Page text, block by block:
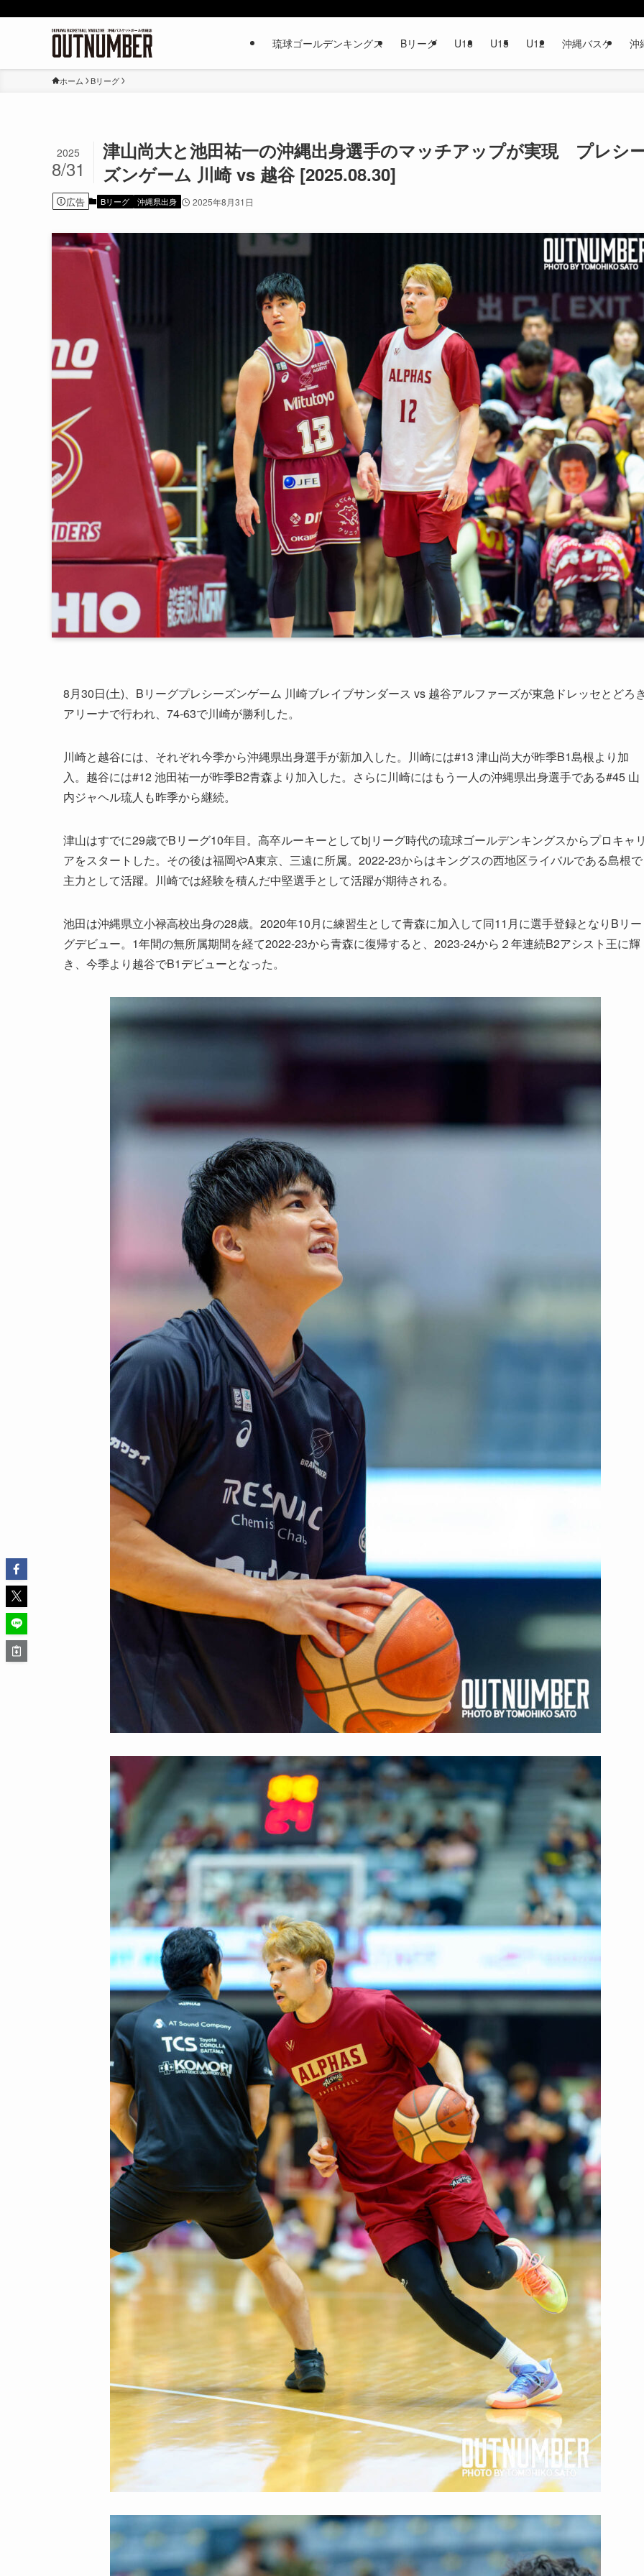
琉球ゴールデンキングス Bリーグ U18 U15 U12 沖縄バスケ 沖
ホーム Bリーグ
津山尚大と池田祐一の沖縄出身選手のマッチアップが実現 プレシ
ズンゲーム 川崎 vs 越谷 [2025.08.30]
2025
8/31
広告 Bリーグ 沖縄県出身 2025年8月31日
8月30日(土)、Bリーグプレシーズンゲーム 川崎ブレイブサンダース vs 越谷アルファーズが東急ドレッセとどろ
アリーナで行われ、74-63で川崎が勝利した。
川崎と越谷には、それぞれ今季から沖縄県出身選手が新加入した。川崎には#13 津山尚大が昨季B1島根より加
入。越谷には#12 池田祐一が昨季B2青森より加入した。さらに川崎にはもう一人の沖縄県出身選手である#45 山
内ジャヘル琉人も昨季から継続。
津山はすでに29歳でBリーグ10年目。高卒ルーキーとしてbjリーグ時代の琉球ゴールデンキングスからプロキャ
アをスタートした。その後は福岡やA東京、三遠に所属。2022-23からはキングスの西地区ライバルである島根で
主力として活躍。川崎では経験を積んだ中堅選手として活躍が期待される。
池田は沖縄県立小禄高校出身の28歳。2020年10月に練習生として青森に加入して同11月に選手登録となりBリー
グデビュー。1年間の無所属期間を経て2022-23から青森に復帰すると、2023-24から２年連続B2アシスト王に輝
き、今季より越谷でB1デビューとなった。